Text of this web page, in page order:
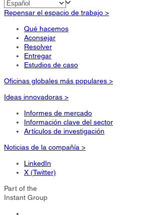
Repensar el espacio de trabajo >
Qué hacemos
Aconsejar
Resolver
Entregar
Estudios de caso
Oficinas globales más populares >
Ideas innovadoras >
Informes de mercado
Información clave del sector
Artículos de investigación
Noticias de la compañía >
LinkedIn
X (Twitter)
Part of the
Instant Group